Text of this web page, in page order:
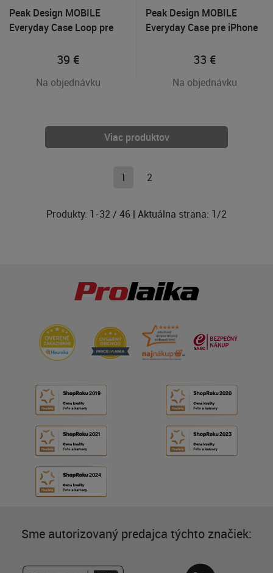
Peak Design MOBILE
Everyday Case Loop pre
39 €
Na objednávku
Peak Design MOBILE
Everyday Case pre iPhone
33 €
Na objednávku
Viac produktov
1 2
Produkty: 1-32/ 46 | Aktuálna strana: 1/2
Sme autorizovaný predajca týchto značiek: